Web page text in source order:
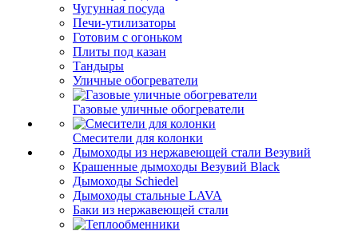
Чугунная посуда
Печи-утилизаторы
Готовим с огоньком
Плиты под казан
Тандыры
Уличные обогреватели
Газовые уличные обогреватели
Смесители для колонки
Дымоходы из нержавеющей стали Везувий
Крашенные дымоходы Везувий Black
Дымоходы Schiedel
Дымоходы стальные LAVA
Баки из нержавеющей стали